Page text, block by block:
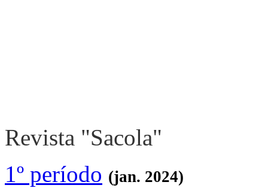
Revista "Sacola"
1º período (jan. 2024)